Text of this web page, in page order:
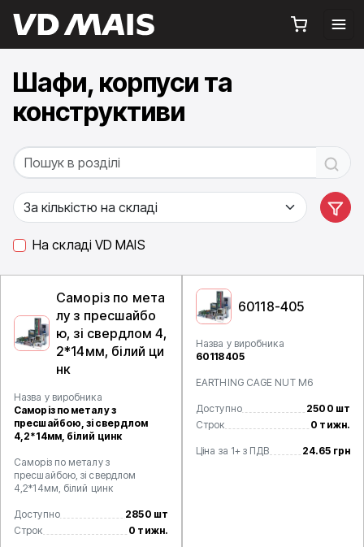
Шафи, корпуси та
конструктиви
На складі VD MAIS
Саморіз по мета
лу з пресшайбо
ю, зі свердлом 4,
2*14мм, білий ци
нк
Назва у виробника
Саморіз по металу з
пресшайбою, зі свердлом
4,2*14мм, білий цинк
Саморіз по металу з
пресшайбою, зі свердлом
4,2*14мм, білий цинк
Доступно
2850 шт
Строк
0 тижн.
60118-405
Назва у виробника
60118405
EARTHING CAGE NUT M6
Доступно
2500 шт
Строк
0 тижн.
Ціна за 1+ з ПДВ 24.65 грн